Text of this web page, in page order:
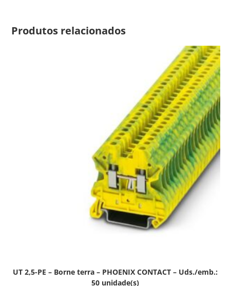
Produtos relacionados
UT 2,5-PE – Borne terra – PHOENIX CONTACT – Uds./emb.:
50 unidade(s)